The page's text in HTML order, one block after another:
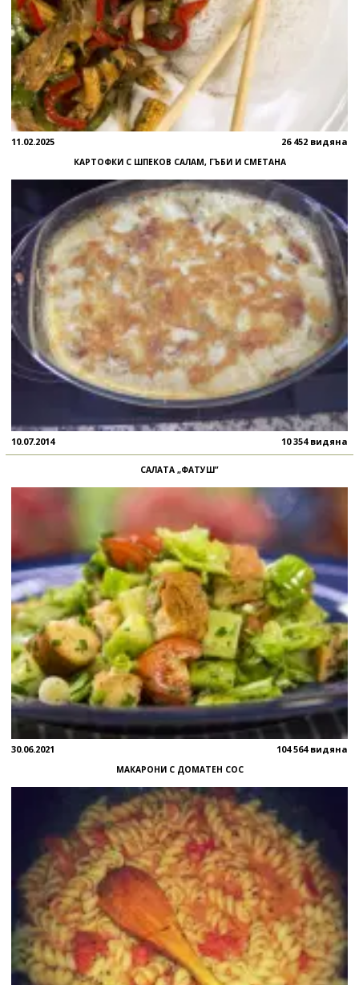
11.02.2025 26 452 видяна
КАРТОФКИ С ШПЕКОВ САЛАМ, ГЪБИ И СМЕТАНА
10.07.2014 10 354 видяна
САЛАТА „ФАТУШ”
30.06.2021 104 564 видяна
МАКАРОНИ С ДОМАТЕН СОС